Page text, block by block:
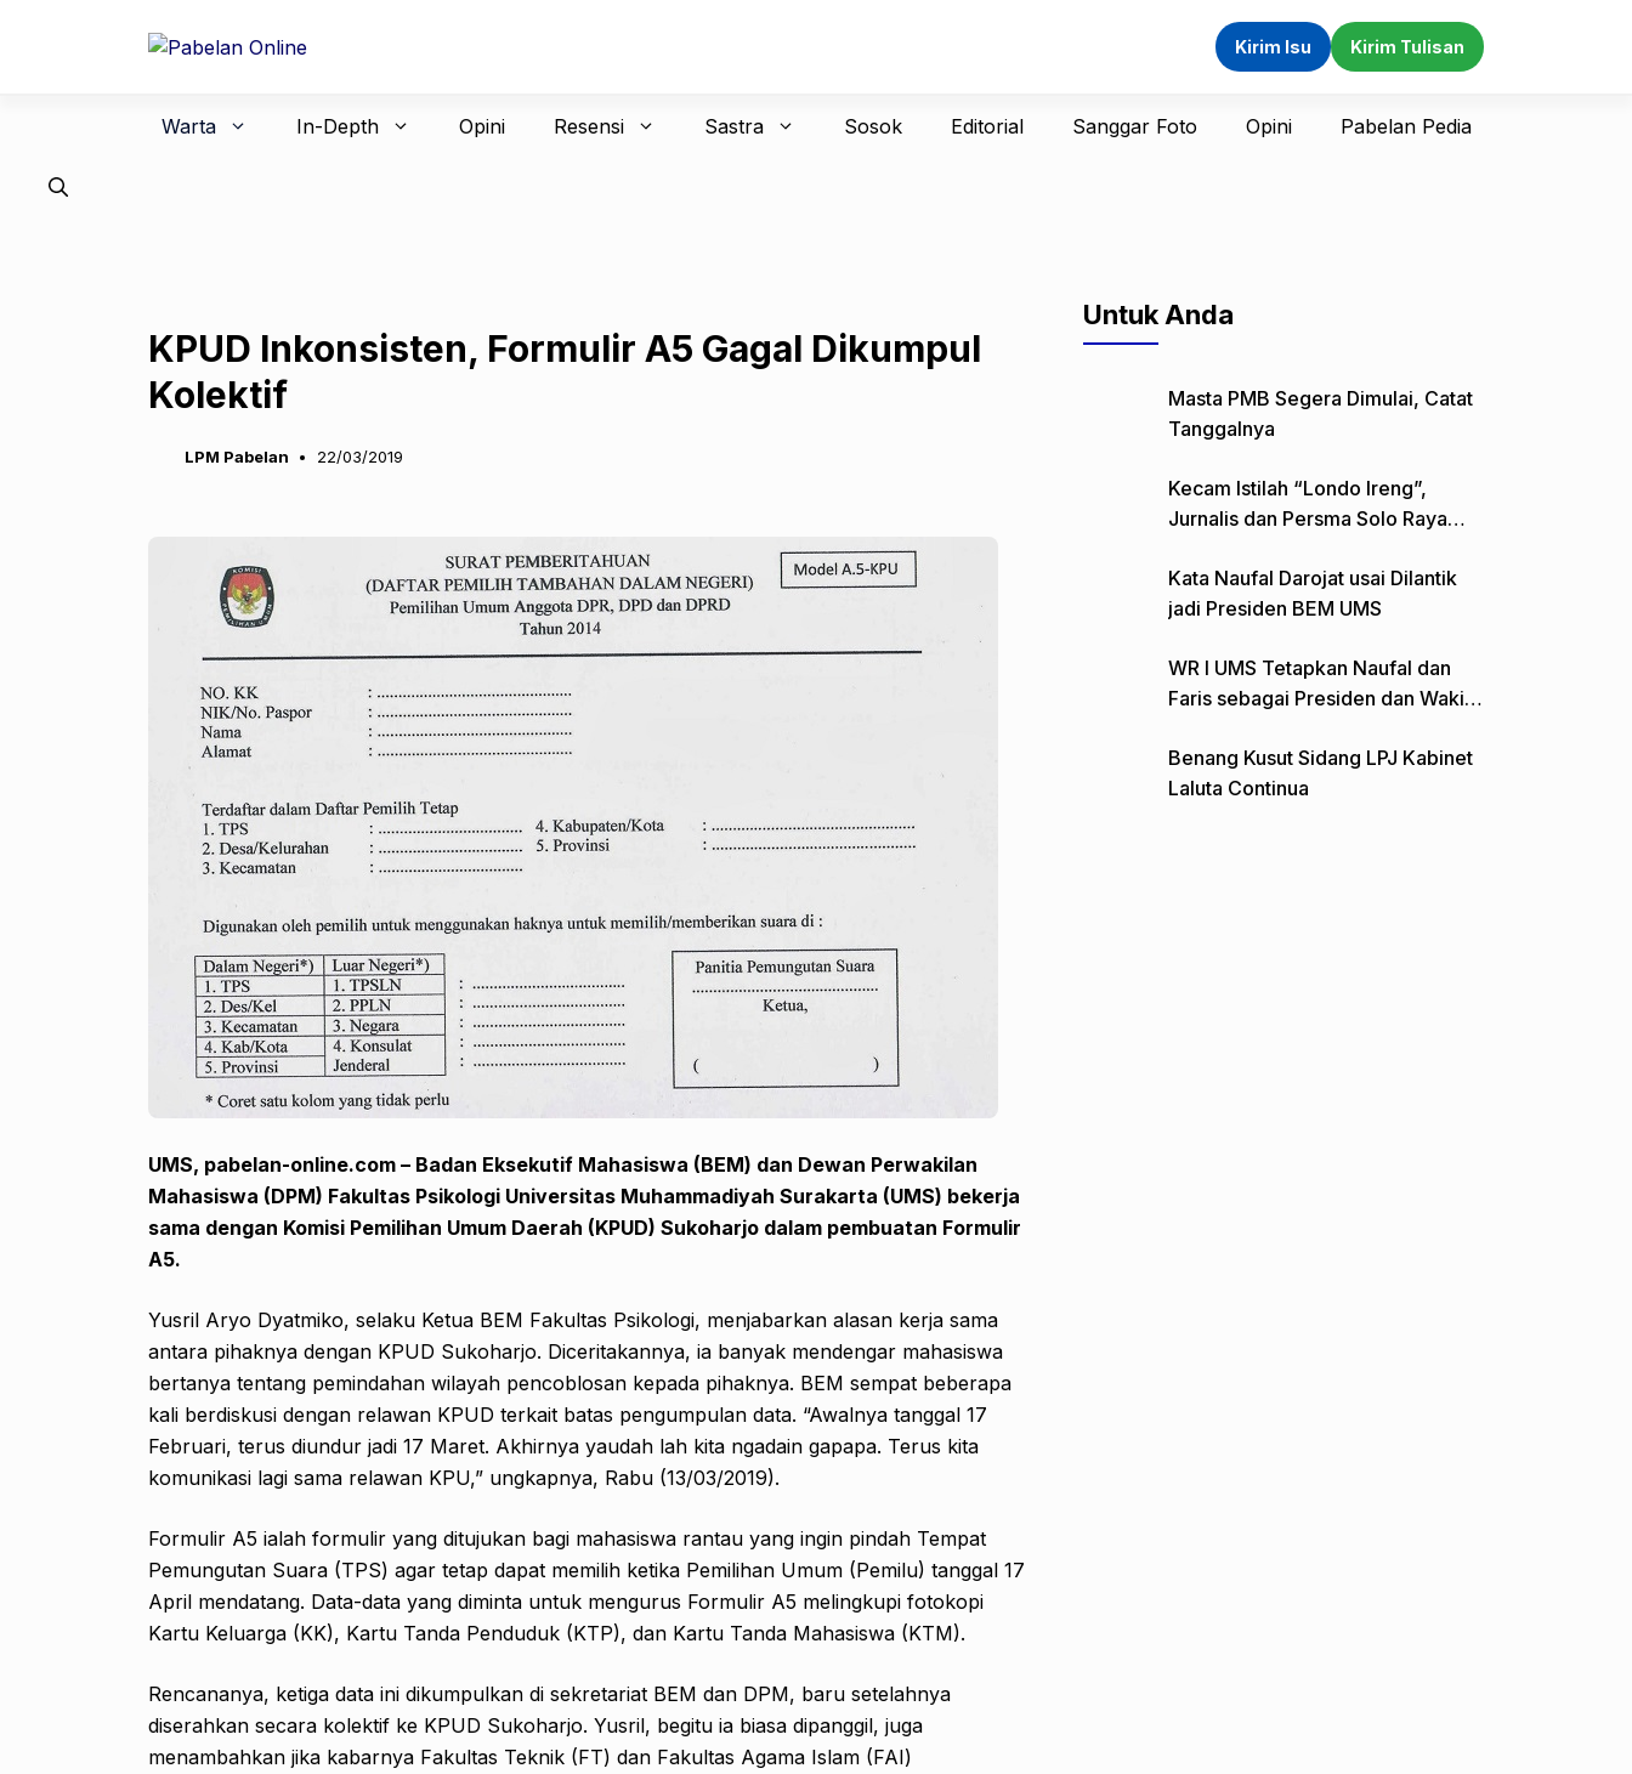
Kirim Isu Kirim Tulisan
Warta In-Depth Opini Resensi Sastra Sosok Editorial Sanggar Foto Opini Pabelan Pedia
KPUD Inkonsisten, Formulir A5 Gagal Dikumpul
Kolektif
LPM Pabelan 22/03/2019
UMS, pabelan-online.com – Badan Eksekutif Mahasiswa (BEM) dan Dewan Perwakilan
Mahasiswa (DPM) Fakultas Psikologi Universitas Muhammadiyah Surakarta (UMS) bekerja
sama dengan Komisi Pemilihan Umum Daerah (KPUD) Sukoharjo dalam pembuatan Formulir
A5.
Yusril Aryo Dyatmiko, selaku Ketua BEM Fakultas Psikologi, menjabarkan alasan kerja sama
antara pihaknya dengan KPUD Sukoharjo. Diceritakannya, ia banyak mendengar mahasiswa
bertanya tentang pemindahan wilayah pencoblosan kepada pihaknya. BEM sempat beberapa
kali berdiskusi dengan relawan KPUD terkait batas pengumpulan data. “Awalnya tanggal 17
Februari, terus diundur jadi 17 Maret. Akhirnya yaudah lah kita ngadain gapapa. Terus kita
komunikasi lagi sama relawan KPU,” ungkapnya, Rabu (13/03/2019).
Formulir A5 ialah formulir yang ditujukan bagi mahasiswa rantau yang ingin pindah Tempat
Pemungutan Suara (TPS) agar tetap dapat memilih ketika Pemilihan Umum (Pemilu) tanggal 17
April mendatang. Data-data yang diminta untuk mengurus Formulir A5 melingkupi fotokopi
Kartu Keluarga (KK), Kartu Tanda Penduduk (KTP), dan Kartu Tanda Mahasiswa (KTM).
Rencananya, ketiga data ini dikumpulkan di sekretariat BEM dan DPM, baru setelahnya
diserahkan secara kolektif ke KPUD Sukoharjo. Yusril, begitu ia biasa dipanggil, juga
menambahkan jika kabarnya Fakultas Teknik (FT) dan Fakultas Agama Islam (FAI)
Untuk Anda
Masta PMB Segera Dimulai, Catat
Tanggalnya
Kecam Istilah “Londo Ireng”,
Jurnalis dan Persma Solo Raya
Kata Naufal Darojat usai Dilantik
jadi Presiden BEM UMS
WR I UMS Tetapkan Naufal dan
Faris sebagai Presiden dan Wakil
Benang Kusut Sidang LPJ Kabinet
Laluta Continua